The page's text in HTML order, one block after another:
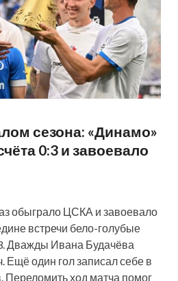
сезона: «Динамо»
0:3 и завоевало
обыграло ЦСКА и завоевало
встречи бело-голубые
Дважды Ивана Будачёва
Ещё один гол записал себе в
Переломить ход матча помог